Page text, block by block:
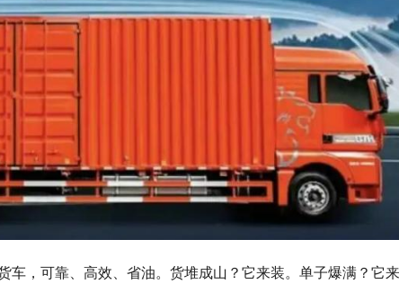
车，可靠、高效、省油。货堆成山？它来装。单子爆满？它